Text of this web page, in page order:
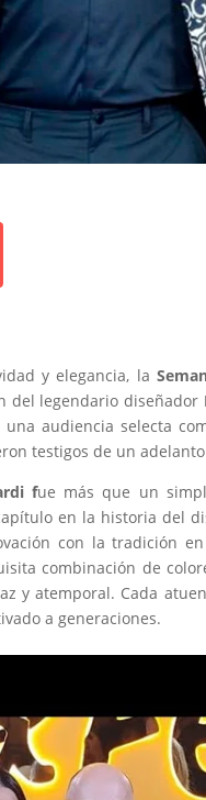
y elegancia, la
del legendario diseñador
audiencia selecta
testigos de un
fue más que un
en la historia del
con la tradición
combinación de
y atemporal. Cada
a generaciones.